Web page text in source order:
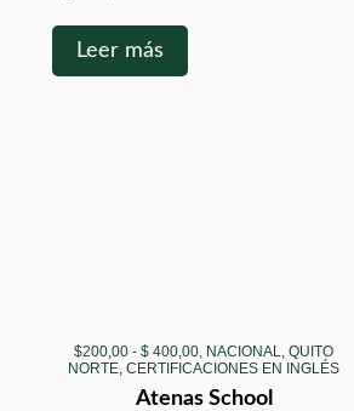
Leer más
$200,00 - $ 400,00, NACIONAL, QUITO
NORTE, CERTIFICACIONES EN INGLÉS
Atenas School